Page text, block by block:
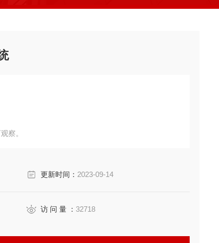
察。
更新时间： 2023-09-14
访 问 量 ：32718